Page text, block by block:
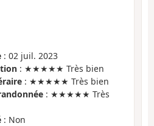
: 02 juil. 2023
: ★★★★★ Très bien
: ★★★★★ Très bien
: ★★★★★ Très
: Non